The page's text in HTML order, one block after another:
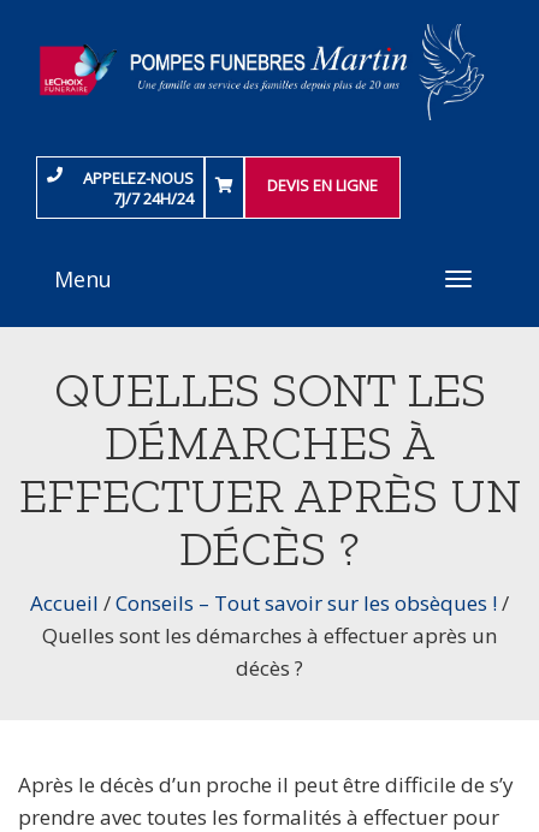
APPELEZ-NOUS
7J/7 24H/24
DEVIS EN LIGNE
Toggle
Menu
QUELLES SONT LES
DÉMARCHES À
EFFECTUER APRÈS UN
DÉCÈS ?
Accueil /Conseils – Tout savoir sur les obsèques !/
Quelles sont les démarches à effectuer après un
décès ?
Après le décès d’un proche il peut être difficile de s’y
prendre avec toutes les formalités à effectuer pour